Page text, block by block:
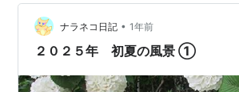
た。体感で、気温は下の方より、１，
じがする。 紫陽花の花がまだ残っていた
イキングコースは、無印の山道という感
ナラネコ日記 • 1年前
２０２５年 初夏の風景 ①